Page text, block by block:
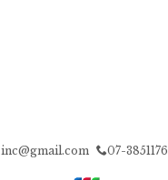
07-3851176